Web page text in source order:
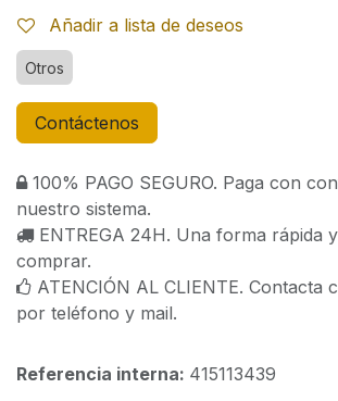
Añadir a lista de deseos
Otros
Contáctenos
100% PAGO SEGURO. Paga con
nuestro sistema.
ENTREGA 24H. Una forma rápida
comprar.
ATENCIÓN AL CLIENTE. Contacta
por teléfono y mail.
Referencia interna: 415113439